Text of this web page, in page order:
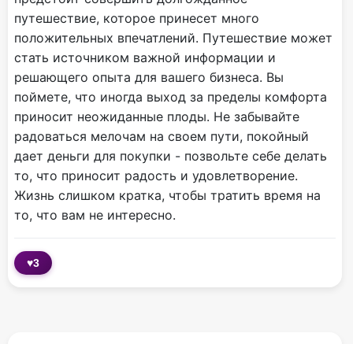
путешествие, которое принесет много
положительных впечатлений. Путешествие может
стать источником важной информации и
решающего опыта для вашего бизнеса. Вы
поймете, что иногда выход за пределы комфорта
приносит неожиданные плоды. Не забывайте
радоваться мелочам на своем пути, покойный
дает деньги для покупки - позвольте себе делать
то, что приносит радость и удовлетворение.
Жизнь слишком кратка, чтобы тратить время на
то, что вам не интересно.
♥3